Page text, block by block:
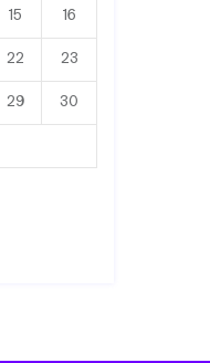
15 16
22 23
29 30